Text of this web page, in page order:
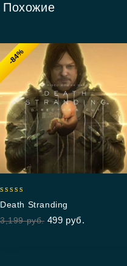
Похожие
-84%
out of 5
Death Stranding
3,199руб. 499 руб.